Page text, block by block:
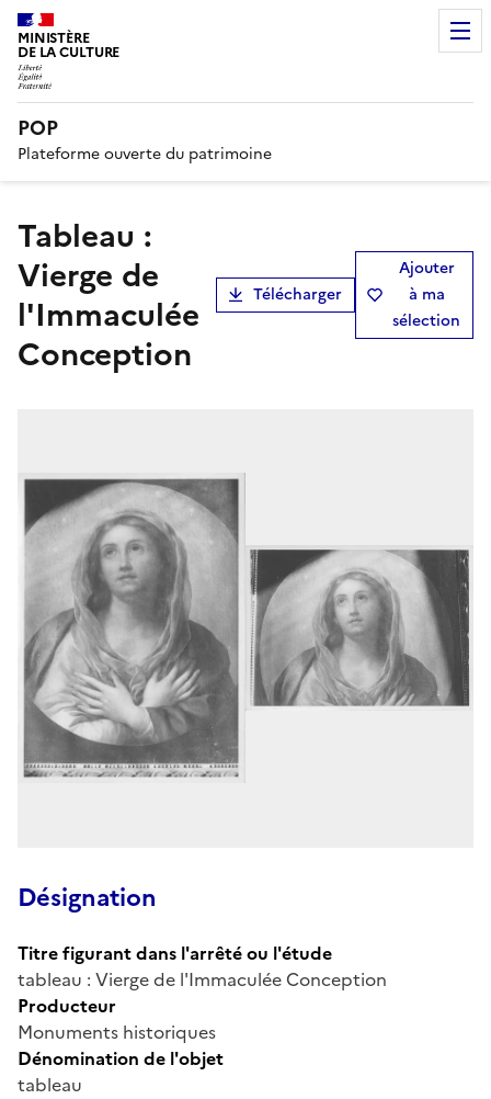
MINISTÈRE
DE LA CULTURE
POP
Plateforme ouverte du patrimoine
tableau :
Vierge de
l'Immaculée
Conception
Télécharger
Ajouter
à ma
sélection
Désignation
Titre figurant dans l'arrêté ou l'étude
tableau : Vierge de l'Immaculée Conception
Producteur
Monuments historiques
Dénomination de l'objet
tableau